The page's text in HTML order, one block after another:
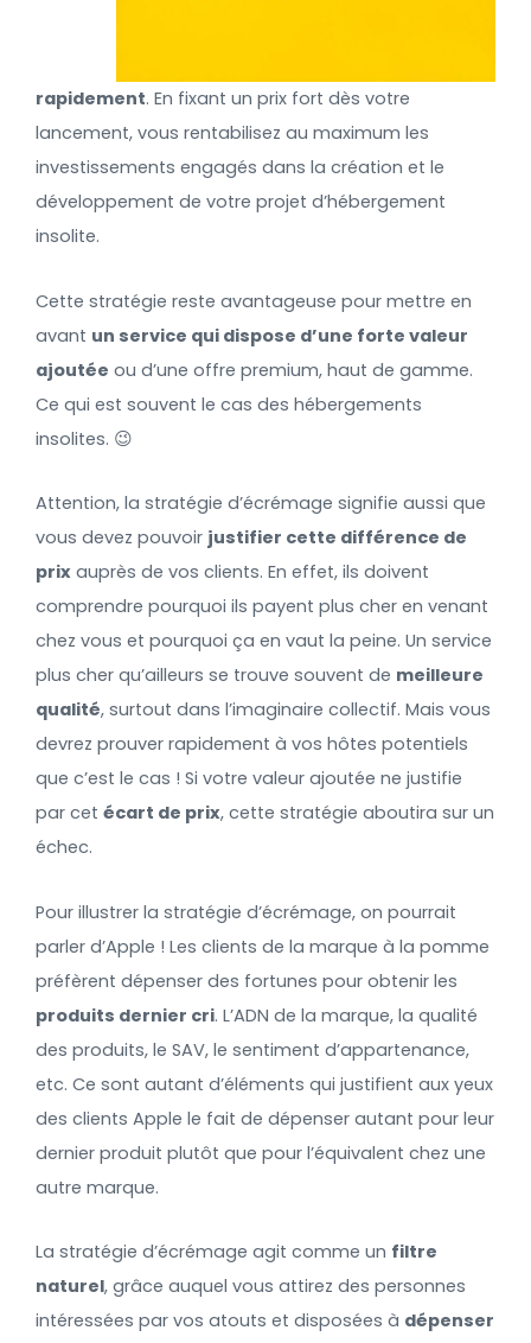
rapidement. En fixant un prix fort dès votre
lancement, vous rentabilisez au maximum les
investissements engagés dans la création et le
développement de votre projet d’hébergement
insolite.
Cette stratégie reste avantageuse pour mettre en
avant un service qui dispose d’une forte valeur
ajoutée ou d’une offre premium, haut de gamme.
Ce qui est souvent le cas des hébergements
insolites. 😉
Attention, la stratégie d’écrémage signifie aussi que
vous devez pouvoir justifier cette différence de
prix auprès de vos clients. En effet, ils doivent
comprendre pourquoi ils payent plus cher en venant
chez vous et pourquoi ça en vaut la peine. Un service
plus cher qu’ailleurs se trouve souvent de meilleure
qualité, surtout dans l’imaginaire collectif. Mais vous
devrez prouver rapidement à vos hôtes potentiels
que c’est le cas ! Si votre valeur ajoutée ne justifie
par cet écart de prix, cette stratégie aboutira sur un
échec.
Pour illustrer la stratégie d’écrémage, on pourrait
parler d’Apple ! Les clients de la marque à la pomme
préfèrent dépenser des fortunes pour obtenir les
produits dernier cri. L’ADN de la marque, la qualité
des produits, le SAV, le sentiment d’appartenance,
etc. Ce sont autant d’éléments qui justifient aux yeux
des clients Apple le fait de dépenser autant pour leur
dernier produit plutôt que pour l’équivalent chez une
autre marque.
La stratégie d’écrémage agit comme un filtre
naturel, grâce auquel vous attirez des personnes
intéressées par vos atouts et disposées à dépenser